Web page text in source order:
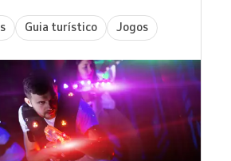
Guia turístico Jogos